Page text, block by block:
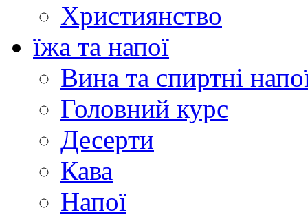
Християнство
їжа та напої
Вина та спиртні
Головний курс
Десерти
Кава
Напої